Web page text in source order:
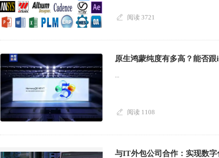
阅读 3721
原生鸿蒙纯度有多高？能否
...
阅读 1108
与IT外包公司合作：实现数